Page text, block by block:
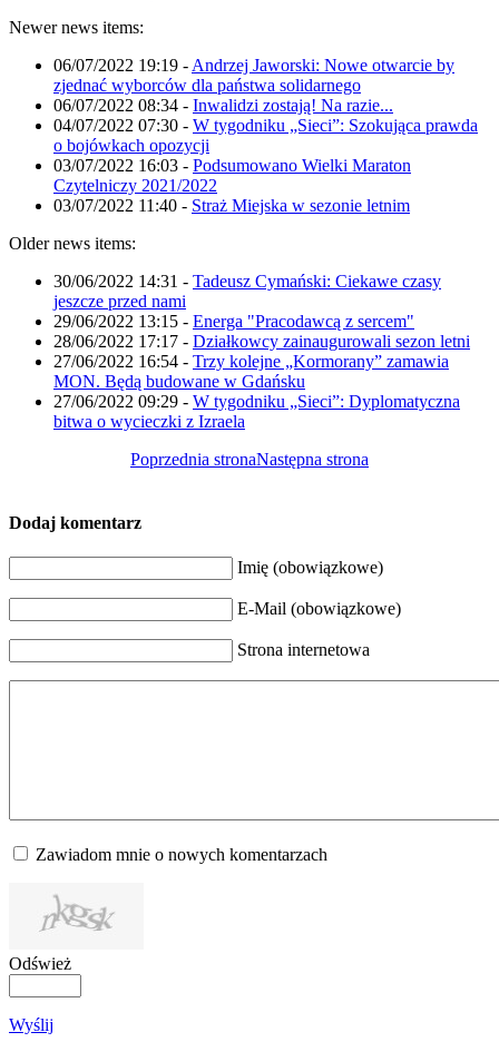
Newer news items:
06/07/2022 19:19 - Andrzej Jaworski: Nowe otwarcie by
zjednać wyborców dla państwa solidarnego
06/07/2022 08:34 - Inwalidzi zostają! Na razie...
04/07/2022 07:30 - W tygodniku „Sieci”: Szokująca prawda
o bojówkach opozycji
03/07/2022 16:03 - Podsumowano Wielki Maraton
Czytelniczy 2021/2022
03/07/2022 11:40 - Straż Miejska w sezonie letnim
Older news items:
30/06/2022 14:31 - Tadeusz Cymański: Ciekawe czasy
jeszcze przed nami
29/06/2022 13:15 - Energa "Pracodawcą z sercem"
28/06/2022 17:17 - Działkowcy zainaugurowali sezon letni
27/06/2022 16:54 - Trzy kolejne „Kormorany” zamawia
MON. Będą budowane w Gdańsku
27/06/2022 09:29 - W tygodniku „Sieci”: Dyplomatyczna
bitwa o wycieczki z Izraela
Poprzednia stronaNastępna strona
Dodaj komentarz
Imię (obowiązkowe)
E-Mail (obowiązkowe)
Strona internetowa
Zawiadom mnie o nowych komentarzach
Odśwież
Wyślij